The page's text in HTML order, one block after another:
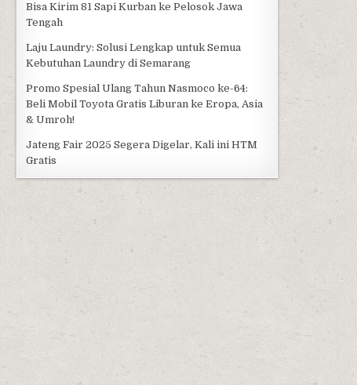
Bisa Kirim 81 Sapi Kurban ke Pelosok Jawa
Tengah
Laju Laundry: Solusi Lengkap untuk Semua
Kebutuhan Laundry di Semarang
Promo Spesial Ulang Tahun Nasmoco ke-64:
Beli Mobil Toyota Gratis Liburan ke Eropa, Asia
& Umroh!
Jateng Fair 2025 Segera Digelar, Kali ini HTM
Gratis